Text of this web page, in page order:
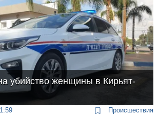
убийство женщины в Кирьят-
Происшествия